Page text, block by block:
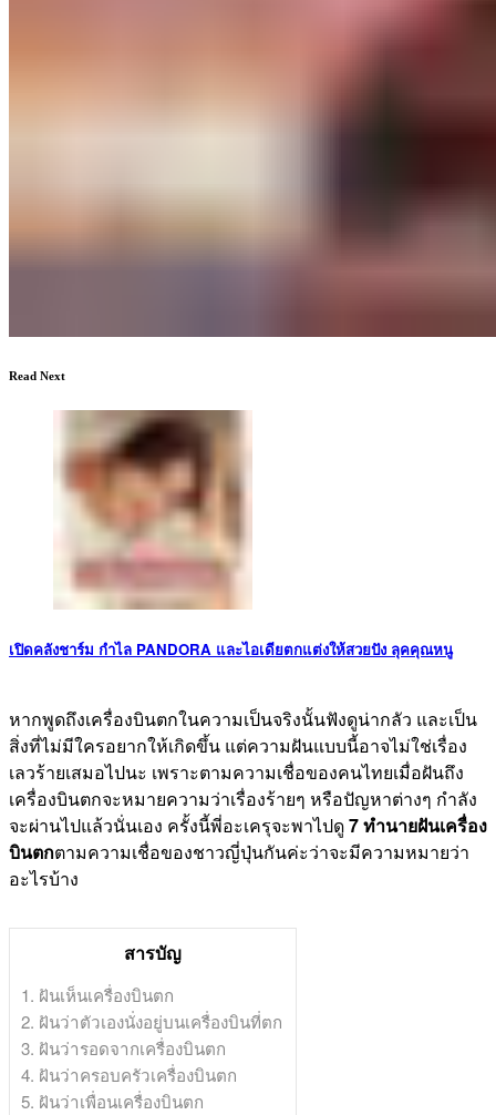
Read Next
เปิดคลังชาร์ม กําไล PANDORA และไอเดียตกแต่งให้สวยปัง ลุคคุณหนู
หากพูดถึงเครื่องบินตกในความเป็นจริงนั้นฟังดูน่ากลัว และเป็น
สิ่งที่ไม่มีใครอยากให้เกิดขึ้น แต่ความฝันแบบนี้อาจไม่ใช่เรื่อง
เลวร้ายเสมอไปนะ เพราะตามความเชื่อของคนไทยเมื่อฝันถึง
เครื่องบินตกจะหมายความว่าเรื่องร้ายๆ หรือปัญหาต่างๆ กำลัง
จะผ่านไปแล้วนั่นเอง ครั้งนี้พี่อะเครุจะพาไปดู7 ทำนายฝันเครื่อง
บินตกตามความเชื่อของชาวญี่ปุ่นกันค่ะว่าจะมีความหมายว่า
อะไรบ้าง
สารบัญ
1. ฝันเห็นเครื่องบินตก
2. ฝันว่าตัวเองนั่งอยู่บนเครื่องบินที่ตก
3. ฝันว่ารอดจากเครื่องบินตก
4. ฝันว่าครอบครัวเครื่องบินตก
5. ฝันว่าเพื่อนเครื่องบินตก